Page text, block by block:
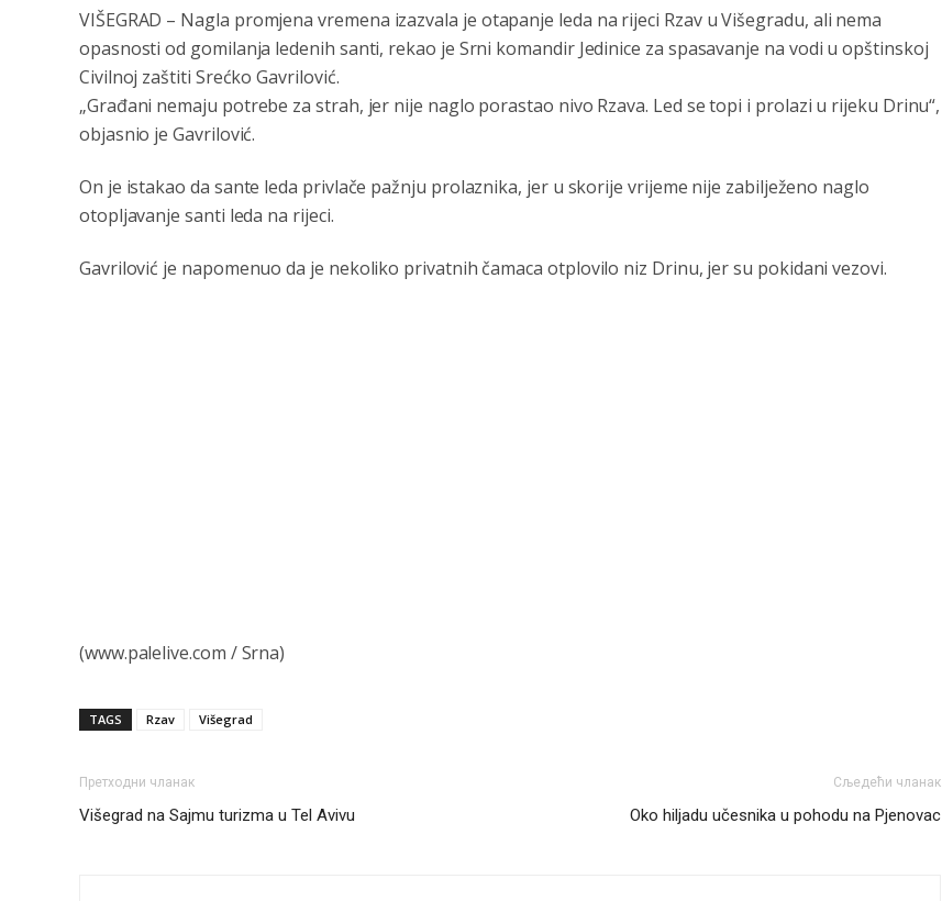
VIŠEGRAD – Nagla promjena vremena izazvala je otapanje leda na rijeci Rzav u Višegradu, ali nema
opasnosti od gomilanja ledenih santi, rekao je Srni komandir Jedinice za spasavanje na vodi u opštinskoj
Civilnoj zaštiti Srećko Gavrilović.
„Građani nemaju potrebe za strah, jer nije naglo porastao nivo Rzava. Led se topi i prolazi u rijeku Drinu“,
objasnio je Gavrilović.
On je istakao da sante leda privlače pažnju prolaznika, jer u skorije vrijeme nije zabilježeno naglo
otopljavanje santi leda na rijeci.
Gavrilović je napomenuo da je nekoliko privatnih čamaca otplovilo niz Drinu, jer su pokidani vezovi.
(www.palelive.com / Srna)
TAGS Rzav Višegrad
Претходни чланак
Višegrad na Sajmu turizma u Tel Avivu
Сљедећи чланак
Oko hiljadu učesnika u pohodu na Pjenovac